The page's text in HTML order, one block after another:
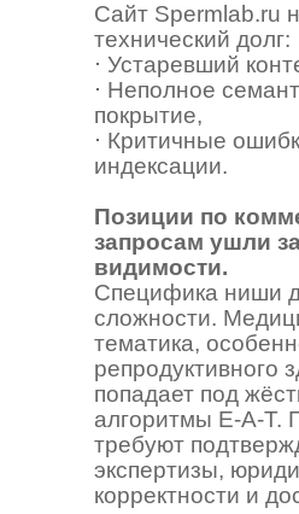
Сайт Spermlab.ru
технический долг:
⋅ Устаревший
⋅ Неполное
покрытие,
⋅ Критичные
индексации.
Позиции по
запросам ушли
видимости.
Специфика ниши
сложности.
тематика,
репродуктивного
попадает под
алгоритмы E-A-T.
требуют
экспертизы,
корректности и